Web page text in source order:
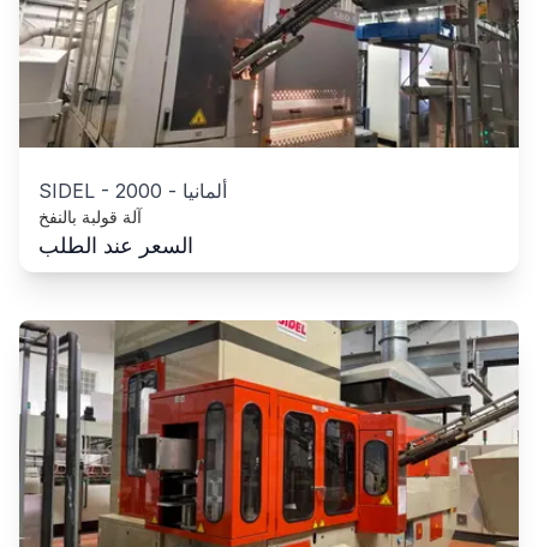
SIDEL - 2000 - ألمانيا
آلة قولبة بالنفخ
السعر عند الطلب